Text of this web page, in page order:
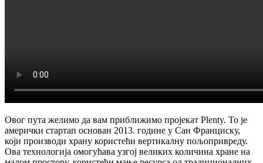
Овог пута желимо да вам приближимо пројекат Plenty. То је
амерички стартап основан 2013. године у Сан Франциску,
који производи храну користећи вертикалну пољопривреду.
Ова технологија омогућава узгој великих количина хране на